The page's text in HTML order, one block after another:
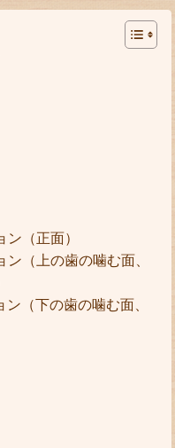
（正面）
（上の歯の噛む面、
（下の歯の噛む面、